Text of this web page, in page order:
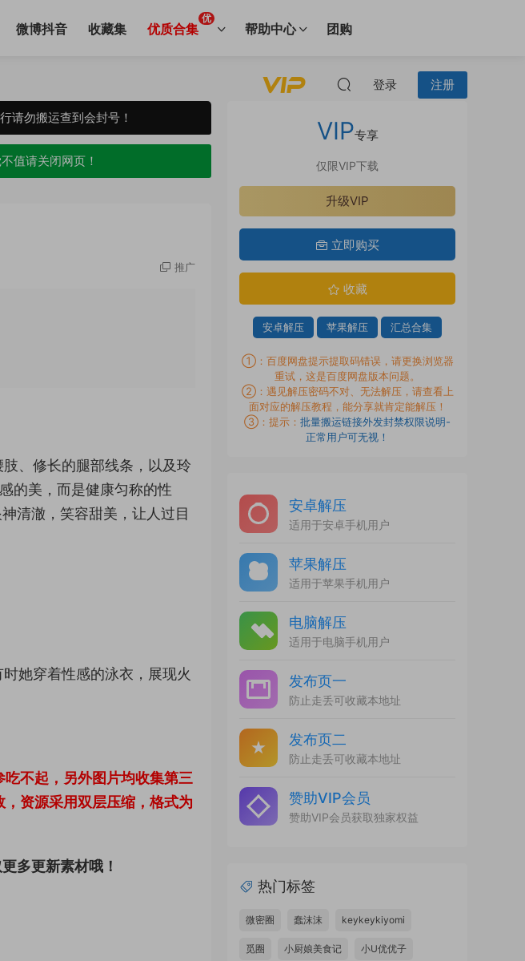
微博抖音 收藏集 优质合集
优
帮助中心 团购
登录 注册
请勿搬运查到会封号！
值请关闭网页！
推广
、修长的腿部线条，以及玲
的美，而是健康匀称的性
清澈，笑容甜美，让人过目
她穿着性感的泳衣，展现火
不起，另外图片均收集第三
资源采用双层压缩，格式为
多更新素材哦！
VIP专享
仅限VIP下载
升级VIP
立即购买
收藏
安卓解压 苹果解压 汇总合集
①：百度网盘提示提取码错误，请更换浏览器
重试，这是百度网盘版本问题。
②：遇见解压密码不对、无法解压，请查看上
面对应的解压教程，能分享就肯定能解压！
③：提示： 批量搬运链接外发封禁权限说明-
正常用户可无视！
安卓解压
适用于安卓手机用户
苹果解压
适用于苹果手机用户
电脑解压
适用于电脑手机用户
发布页一
防止走丢可收藏本地址
发布页二
防止走丢可收藏本地址
赞助VIP会员
赞助VIP会员获取独家权益
热门标签
微密圈 蠢沫沫 keykeykiyomi
觅圈 小厨娘美食记 小U优优子